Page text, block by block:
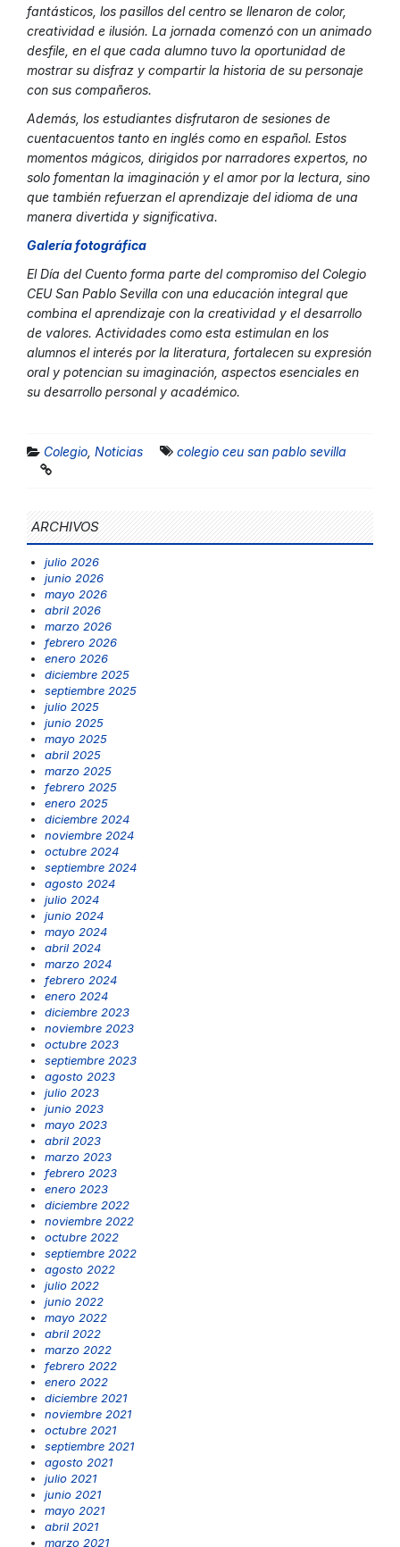
fantásticos, los pasillos del centro se llenaron de color,
creatividad e ilusión. La jornada comenzó con un animado
desfile, en el que cada alumno tuvo la oportunidad de
mostrar su disfraz y compartir la historia de su personaje
con sus compañeros.
Además, los estudiantes disfrutaron de sesiones de
cuentacuentos tanto en inglés como en español. Estos
momentos mágicos, dirigidos por narradores expertos, no
solo fomentan la imaginación y el amor por la lectura, sino
que también refuerzan el aprendizaje del idioma de una
manera divertida y significativa.
Galería fotográfica
El Día del Cuento forma parte del compromiso del Colegio
CEU San Pablo Sevilla con una educación integral que
combina el aprendizaje con la creatividad y el desarrollo
de valores. Actividades como esta estimulan en los
alumnos el interés por la literatura, fortalecen su expresión
oral y potencian su imaginación, aspectos esenciales en
su desarrollo personal y académico.
Colegio Noticias colegio ceu san pablo sevilla
ARCHIVOS
julio 2026
junio 2026
mayo 2026
abril 2026
marzo 2026
febrero 2026
enero 2026
diciembre 2025
septiembre 2025
julio 2025
junio 2025
mayo 2025
abril 2025
marzo 2025
febrero 2025
enero 2025
diciembre 2024
noviembre 2024
octubre 2024
septiembre 2024
agosto 2024
julio 2024
junio 2024
mayo 2024
abril 2024
marzo 2024
febrero 2024
enero 2024
diciembre 2023
noviembre 2023
octubre 2023
septiembre 2023
agosto 2023
julio 2023
junio 2023
mayo 2023
abril 2023
marzo 2023
febrero 2023
enero 2023
diciembre 2022
noviembre 2022
octubre 2022
septiembre 2022
agosto 2022
julio 2022
junio 2022
mayo 2022
abril 2022
marzo 2022
febrero 2022
enero 2022
diciembre 2021
noviembre 2021
octubre 2021
septiembre 2021
agosto 2021
julio 2021
junio 2021
mayo 2021
abril 2021
marzo 2021